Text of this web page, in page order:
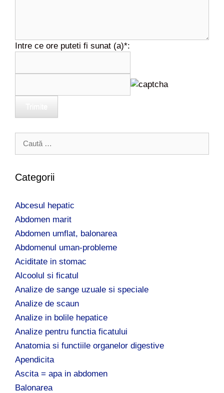
Intre ce ore puteti fi sunat (a)*:
t
u
p
ă
Categorii
Abcesul hepatic
Abdomen marit
Abdomen umflat, balonarea
Abdomenul uman-probleme
Aciditate in stomac
Alcoolul si ficatul
Analize de sange uzuale si speciale
Analize de scaun
Analize in bolile hepatice
Analize pentru functia ficatului
Anatomia si functiile organelor digestive
Apendicita
Ascita = apa in abdomen
Balonarea